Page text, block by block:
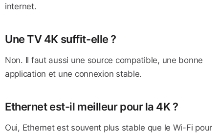
internet.
Une TV 4K suffit-elle ?
Non. Il faut aussi une source compatible, une bonne
application et une connexion stable.
Ethernet est-il meilleur pour la 4K ?
Oui, Ethernet est souvent plus stable que le Wi-Fi pour